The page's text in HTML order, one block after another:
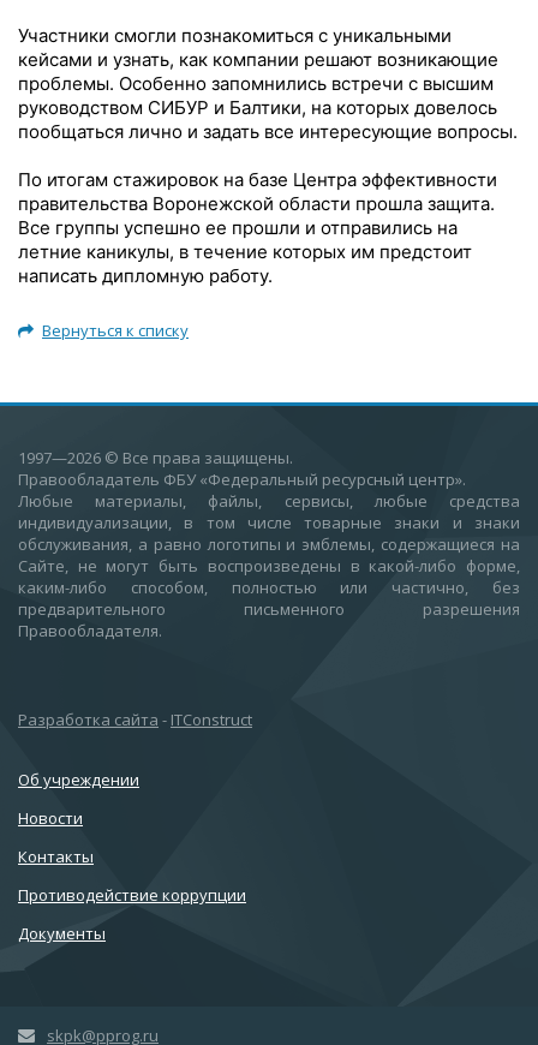
Участники смогли познакомиться с уникальными
кейсами и узнать, как компании решают возникающие
проблемы. Особенно запомнились встречи с высшим
руководством СИБУР и Балтики, на которых довелось
пообщаться лично и задать все интересующие вопросы.
По итогам стажировок на базе Центра эффективности
правительства Воронежской области прошла защита.
Все группы успешно ее прошли и отправились на
летние каникулы, в течение которых им предстоит
написать дипломную работу.
Вернуться к списку
1997—2026 © Все права защищены.
Правообладатель ФБУ «Федеральный ресурсный центр».
Любые материалы, файлы, сервисы, любые средства
индивидуализации, в том числе товарные знаки и знаки
обслуживания, а равно логотипы и эмблемы, содержащиеся на
Сайте, не могут быть воспроизведены в какой-либо форме,
каким-либо способом, полностью или частично, без
предварительного письменного разрешения
Правообладателя.
Разработка сайта - ITConstruct
Об учреждении
Новости
Контакты
Противодействие коррупции
Документы
skpk@pprog.ru